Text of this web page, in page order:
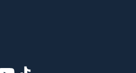
）
打开）
口中打开）
在新窗口中打开）
（在新窗口中打开）